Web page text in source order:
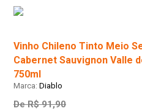
Vinho Chileno Tinto Meio
Cabernet Sauvignon Valle
750ml
Diablo
De R$ 91,90